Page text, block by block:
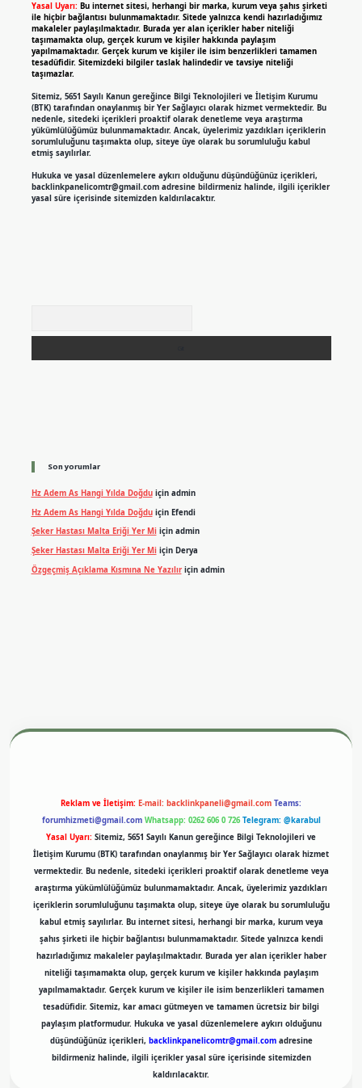
Yasal Uyarı: Bu internet sitesi, herhangi bir marka, kurum veya şahıs şirketi
ile hiçbir bağlantısı bulunmamaktadır. Sitede yalnızca kendi hazırladığımız
makaleler paylaşılmaktadır. Burada yer alan içerikler haber niteliği
taşımamakta olup, gerçek kurum ve kişiler hakkında paylaşım
yapılmamaktadır. Gerçek kurum ve kişiler ile isim benzerlikleri tamamen
tesadüfidir. Sitemizdeki bilgiler taslak halindedir ve tavsiye niteliği
taşımazlar.
Sitemiz, 5651 Sayılı Kanun gereğince Bilgi Teknolojileri ve İletişim Kurumu
(BTK) tarafından onaylanmış bir Yer Sağlayıcı olarak hizmet vermektedir. Bu
nedenle, sitedeki içerikleri proaktif olarak denetleme veya araştırma
yükümlülüğümüz bulunmamaktadır. Ancak, üyelerimiz yazdıkları içeriklerin
sorumluluğunu taşımakta olup, siteye üye olarak bu sorumluluğu kabul
etmiş sayılırlar.
Hukuka ve yasal düzenlemelere aykırı olduğunu düşündüğünüz içerikleri,
backlinkpanelicomtr@gmail.comadresine bildirmeniz halinde, ilgili içerikler
yasal süre içerisinde sitemizden kaldırılacaktır.
Son yorumlar
Hz Adem As Hangi Yılda Doğduiçin admin
Hz Adem As Hangi Yılda Doğduiçin Efendi
Şeker Hastası Malta Eriği Yer Miiçin admin
Şeker Hastası Malta Eriği Yer Miiçin Derya
Özgeçmiş Açıklama Kısmına Ne Yazılıriçin admin
Reklam ve İletişim: E-mail: backlinkpaneli@gmail.com Teams:
forumhizmeti@gmail.com Whatsapp: 0262 606 0 726 Telegram: @karabul
Yasal Uyarı: Sitemiz, 5651 Sayılı Kanun gereğince Bilgi Teknolojileri ve
İletişim Kurumu (BTK) tarafından onaylanmış bir Yer Sağlayıcı olarak hizmet
vermektedir. Bu nedenle, sitedeki içerikleri proaktif olarak denetleme veya
araştırma yükümlülüğümüz bulunmamaktadır. Ancak, üyelerimiz yazdıkları
içeriklerin sorumluluğunu taşımakta olup, siteye üye olarak bu sorumluluğu
kabul etmiş sayılırlar. Bu internet sitesi, herhangi bir marka, kurum veya
şahıs şirketi ile hiçbir bağlantısı bulunmamaktadır. Sitede yalnızca kendi
hazırladığımız makaleler paylaşılmaktadır. Burada yer alan içerikler haber
niteliği taşımamakta olup, gerçek kurum ve kişiler hakkında paylaşım
yapılmamaktadır. Gerçek kurum ve kişiler ile isim benzerlikleri tamamen
tesadüfidir. Sitemiz, kar amacı gütmeyen ve tamamen ücretsiz bir bilgi
paylaşım platformudur. Hukuka ve yasal düzenlemelere aykırı olduğunu
düşündüğünüz içerikleri, backlinkpanelicomtr@gmail.comadresine
bildirmeniz halinde, ilgili içerikler yasal süre içerisinde sitemizden
kaldırılacaktır.